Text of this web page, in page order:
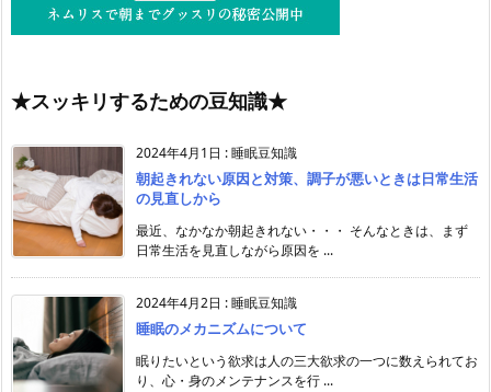
★スッキリするための豆知識★
2024年4月1日 :睡眠豆知識
朝起きれない原因と対策、調子が悪いときは日常生活
の見直しから
最近、なかなか朝起きれない・・・ そんなときは、まず
日常生活を見直しながら原因を ...
2024年4月2日 :睡眠豆知識
睡眠のメカニズムについて
眠りたいという欲求は人の三大欲求の一つに数えられてお
り、心・身のメンテナンスを行 ...